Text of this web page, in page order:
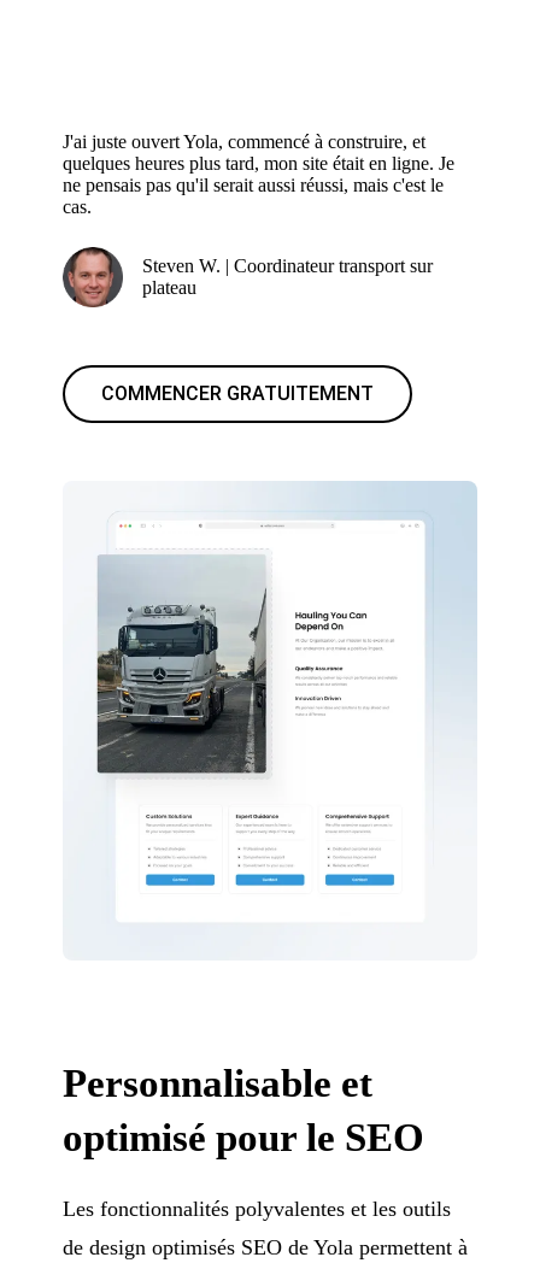
J'ai juste ouvert Yola, commencé à construire, et
quelques heures plus tard, mon site était en ligne. Je
ne pensais pas qu'il serait aussi réussi, mais c'est le
cas.
Steven W. | Coordinateur transport sur
plateau
COMMENCER GRATUITEMENT
Personnalisable et
optimisé pour le SEO
Les fonctionnalités polyvalentes et les outils
de design optimisés SEO de Yola permettent à